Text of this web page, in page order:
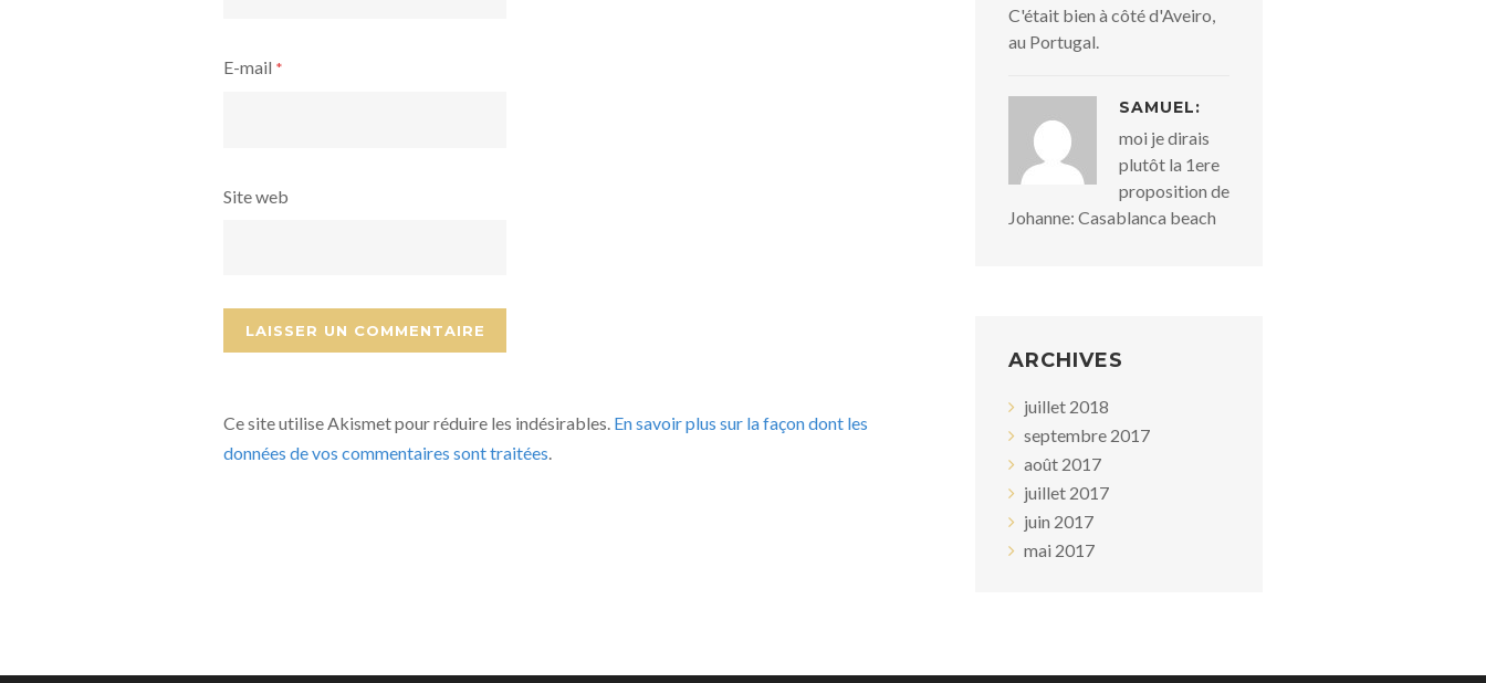
E-mail *
Site web
Ce site utilise Akismet pour réduire les indésirables. En savoir plus sur la façon dont les
données de vos commentaires sont traitées.
C'était bien à côté d'Aveiro,
au Portugal.
SAMUEL:
moi je dirais
plutôt la 1ere
proposition de
Johanne: Casablanca beach
ARCHIVES
juillet 2018
septembre 2017
août 2017
juillet 2017
juin 2017
mai 2017